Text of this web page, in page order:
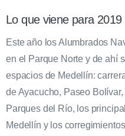
Lo que viene para 2019
Este año los Alumbrados
en el Parque Norte y de ahí
espacios de Medellín:
de Ayacucho, Paseo
Parques del Río, los
Medellín y los